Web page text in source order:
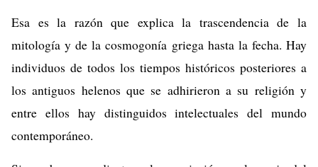
Esa es la razón que explica la trascendencia de la
mitología y de la cosmogonía griega hasta la fecha. Hay
individuos de todos los tiempos históricos posteriores a
los antiguos helenos que se adhirieron a su religión y
entre ellos hay distinguidos intelectuales del mundo
contemporáneo.